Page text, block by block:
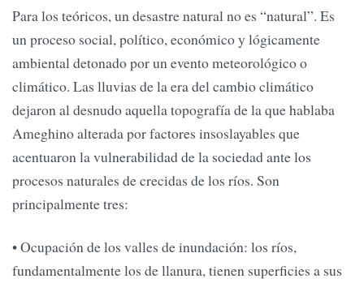
Para los teóricos, un desastre natural no es “natural”. Es
un proceso social, político, económico y lógicamente
ambiental detonado por un evento meteorológico o
climático. Las lluvias de la era del cambio climático
dejaron al desnudo aquella topografía de la que hablaba
Ameghino alterada por factores insoslayables que
acentuaron la vulnerabilidad de la sociedad ante los
procesos naturales de crecidas de los ríos. Son
principalmente tres:
• Ocupación de los valles de inundación: los ríos,
fundamentalmente los de llanura, tienen superficies a sus